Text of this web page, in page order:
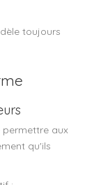
toujours
aux
qu'ils